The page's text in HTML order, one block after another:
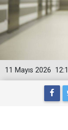
11 Mayıs 2026